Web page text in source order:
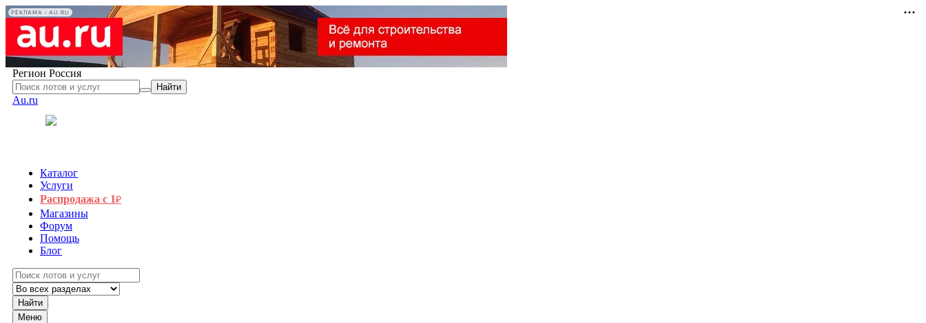
РЕКЛАМА • AU.RU
Регион Россия
Найти
Au.ru
Каталог
Услуги
Распродажа с 1₽
Магазины
Форум
Помощь
Блог
Найти
Меню